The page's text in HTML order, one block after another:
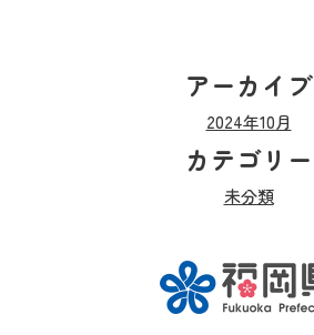
アーカイブ
2024年10月
カテゴリー
未分類